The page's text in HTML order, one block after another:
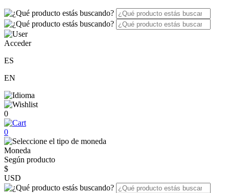
Acceder
ES
EN
0
0
Moneda
Según producto
$
USD